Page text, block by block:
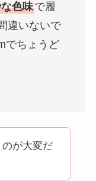
色味で履
違いないで
でちょうど
が大変だ